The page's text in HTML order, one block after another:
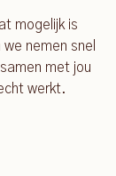
mogelijk is
nemen snel
met jou
werkt.